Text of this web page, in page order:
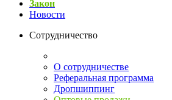
Закон
Новости
Сотрудничество
О сотрудничестве
Реферальная программа
Дропшиппинг